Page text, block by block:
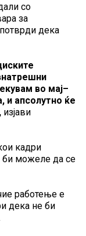
со
за
дека
во мај–
и апсолутно ќе
изјави
кадри
би можеле да се
работење е
дека не би